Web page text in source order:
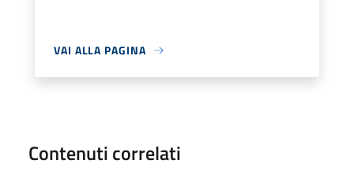
VAI ALLA PAGINA
Contenuti correlati